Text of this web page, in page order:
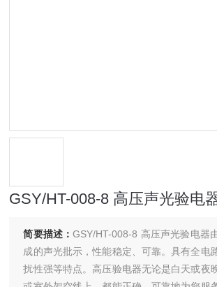
GSY/HT-008-8 高压声光验电
简要描述：GSY/HT-008-8 高压声光验电器
成的声光批示，性能稳定、可靠。具有全电
扰性强等特点。高压验电器无论是白天或夜